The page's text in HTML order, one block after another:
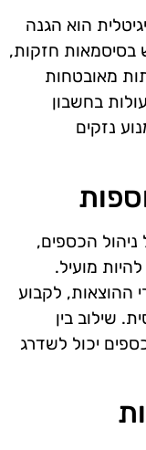
הוא הגנה
בסיסמאות חזקות,
מאובטחות
בחשבון
נזקים
הכספים,
מועיל.
ההוצאות, לקבוע
שילוב בין
יכול לשדרג